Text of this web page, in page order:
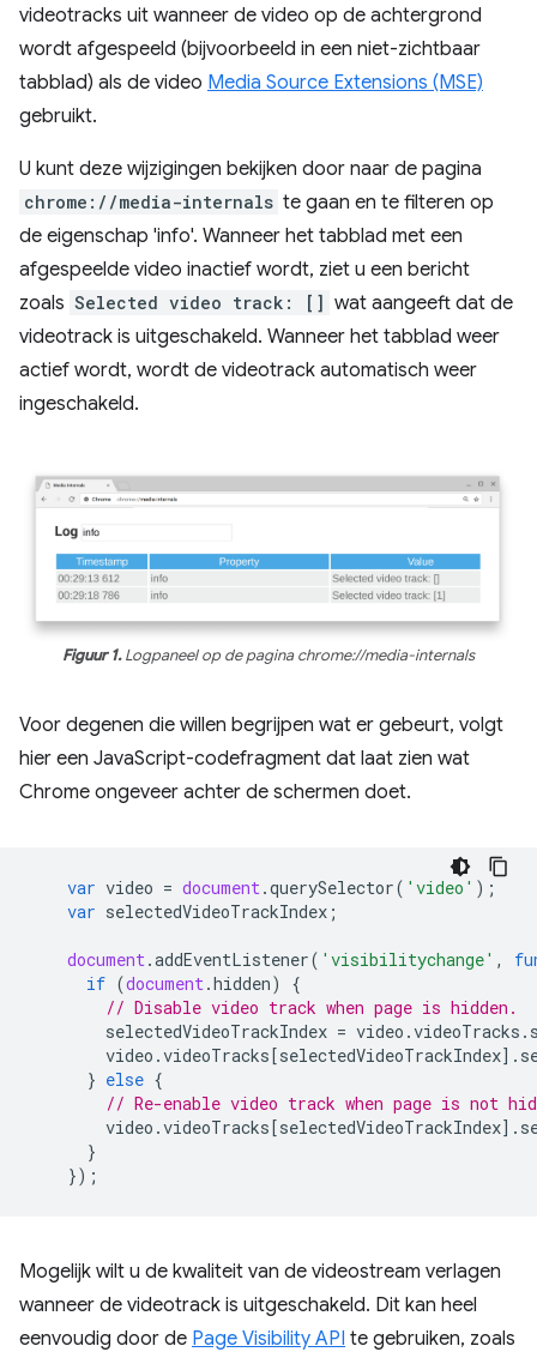
videotracks uit wanneer de video op de achtergrond
wordt afgespeeld (bijvoorbeeld in een niet-zichtbaar
tabblad) als de video Media Source Extensions (MSE)
gebruikt.
U kunt deze wijzigingen bekijken door naar de pagina
chrome://media-internals te gaan en te filteren op
de eigenschap 'info'. Wanneer het tabblad met een
afgespeelde video inactief wordt, ziet u een bericht
zoals Selected video track: [] wat aangeeft dat de
videotrack is uitgeschakeld. Wanneer het tabblad weer
actief wordt, wordt de videotrack automatisch weer
ingeschakeld.
Figuur 1.Logpaneel op de paginachrome://media-internals
Voor degenen die willen begrijpen wat er gebeurt, volgt
hier een JavaScript-codefragment dat laat zien wat
Chrome ongeveer achter de schermen doet.
var video = document.querySelector( 'video' );
var selectedVideoTrackIndex ;
document.addEventListener( 'visibilitychange' ,
if (document.hidden)
{
// Disable video track when page is hidden.
selectedVideoTrackIndex = video .videoTracks .
video .videoTracks[selectedVideoTrackIndex].
} else {
// Re-enable video track when page is not
video .videoTracks[selectedVideoTrackIndex].
}
});
Mogelijk wilt u de kwaliteit van de videostream verlagen
wanneer de videotrack is uitgeschakeld. Dit kan heel
eenvoudig door de Page Visibility API te gebruiken, zoals